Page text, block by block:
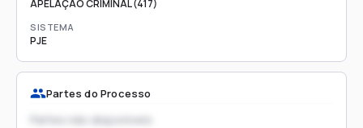
APELAÇÃO CRIMINAL (417)
SISTEMA
PJE
Partes do Processo
Partes não disponíveis